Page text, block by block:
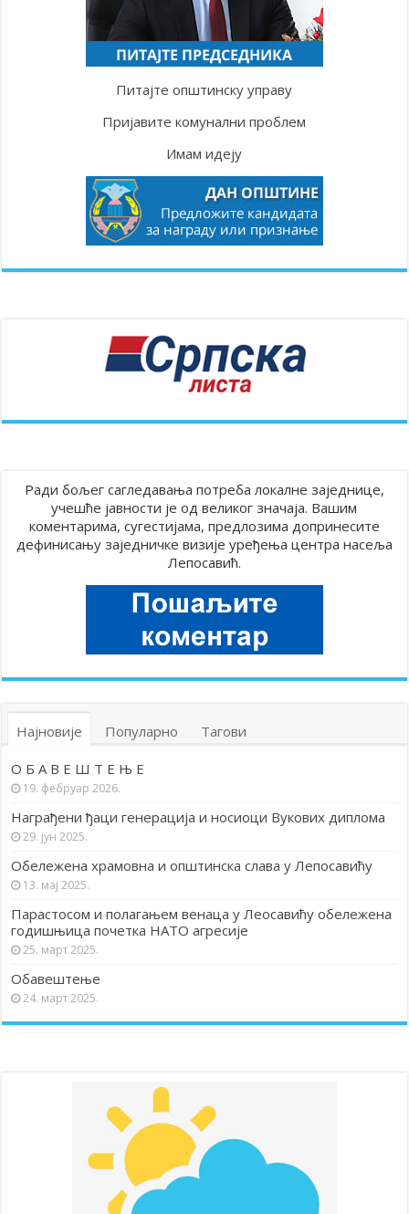
Питајте општинску управу
Пријавите комунални проблем
Имам идеју
Ради бољег сагледавања потреба локалне заједнице,
учешће јавности је од великог значаја. Вашим
коментарима, сугестијама, предлозима допринесите
дефинисању заједничке визије уређења центра насеља
Лепосавић.
Најновије Популарно Тагови
О Б А В Е Ш Т Е Њ Е
19. фебруар 2026.
Награђени ђаци генерација и носиоци Вукових диплома
29. јун 2025.
Обележена храмовна и општинска слава у Лепосавићу
13. мај 2025.
Парастосом и полагањем венаца у Леосавићу обележена
годишњица почетка НАТО агресије
25. март 2025.
Обавештење
24. март 2025.